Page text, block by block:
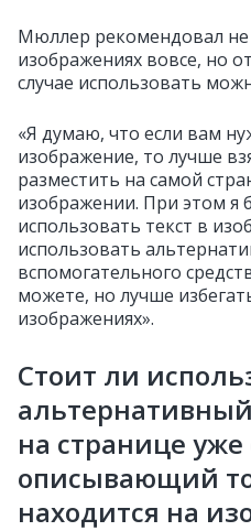
Мюллер рекомендовал не
изображениях вовсе, но
случае использовать
«Я думаю, что если вам
изображение, то лучше
разместить на самой
изображении. При этом я
использовать текст в
использовать
вспомогательного
можете, но лучше
изображениях».
Стоит ли
альтернативный
на странице уже
описывающий
находится на